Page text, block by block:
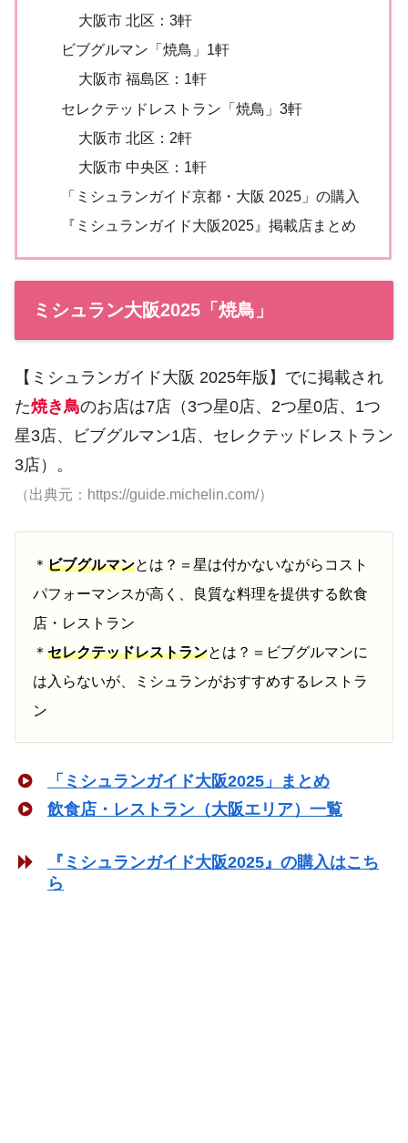
大阪市 北区：3軒
ビブグルマン「焼鳥」1軒
大阪市 福島区：1軒
セレクテッドレストラン「焼鳥」3軒
大阪市 北区：2軒
大阪市 中央区：1軒
「ミシュランガイド京都・大阪 2025」の購入
『ミシュランガイド大阪2025』掲載店まとめ
ミシュラン大阪2025「焼鳥」
【ミシュランガイド大阪 2025年版】でに掲載され
た焼き鳥のお店は7店（3つ星0店、2つ星0店、1つ
星3店、ビブグルマン1店、セレクテッドレストラン
3店）。
（出典元：https://guide.michelin.com/）
＊ ビブグルマンとは？＝星は付かないながらコスト
パフォーマンスが高く、良質な料理を提供する飲食
店・レストラン
＊ セレクテッドレストランとは？＝ビブグルマンに
は入らないが、ミシュランがおすすめするレストラ
ン
「ミシュランガイド大阪2025」まとめ
飲食店・レストラン（大阪エリア）一覧
『ミシュランガイド大阪2025』の購入はこち
ら